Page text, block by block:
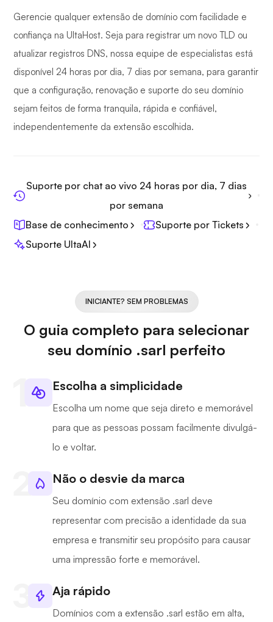
Gerencie qualquer extensão de domínio com facilidade e
confiança na UltaHost. Seja para registrar um novo TLD ou
atualizar registros DNS, nossa equipe de especialistas está
disponível 24 horas por dia, 7 dias por semana, para garantir
que a configuração, renovação e suporte do seu domínio
sejam feitos de forma tranquila, rápida e confiável,
independentemente da extensão escolhida.
Suporte por chat ao vivo 24 horas por dia, 7 dias
por semana
Base de conhecimento
Suporte por Tickets
Suporte UltaAI
INICIANTE? SEM PROBLEMAS
O guia completo para selecionar
seu domínio .sarl perfeito
Escolha a simplicidade
Escolha um nome que seja direto e memorável
para que as pessoas possam facilmente divulgá-
lo e voltar.
Não o desvie da marca
Seu domínio com extensão .sarl deve
representar com precisão a identidade da sua
empresa e transmitir seu propósito para causar
uma impressão forte e memorável.
Aja rápido
Domínios com a extensão .sarl estão em alta,